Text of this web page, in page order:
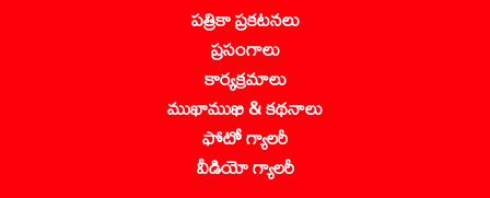
పత్రికా ప్రకటనలు
ప్రసంగాలు
కార్యక్రమాలు
ముఖాముఖి & కథనాలు
ఫోటో గ్యాలరీ
వీడియో గ్యాలరీ